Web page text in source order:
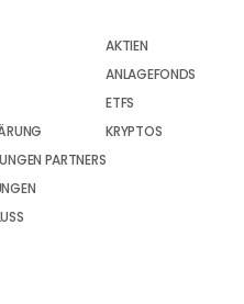
PARTNERS
AKTIEN
ANLAGEFONDS
ETFS
KRYPTOS